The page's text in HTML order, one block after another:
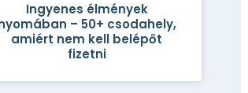
Ingyenes élmények
– 50+ csodahely,
amiért nem kell belépőt
fizetni